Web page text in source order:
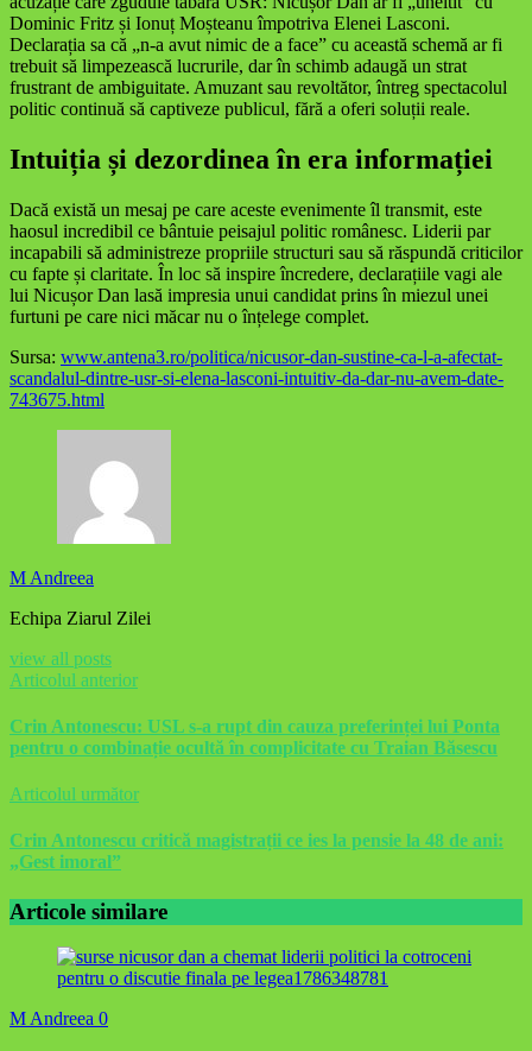
Dominic Fritz și Ionuț Moșteanu împotriva Elenei Lasconi.
Declarația sa că „n-a avut nimic de a face” cu această schemă ar fi
trebuit să limpezească lucrurile, dar în schimb adaugă un strat
frustrant de ambiguitate. Amuzant sau revoltător, întreg spectacolul
politic continuă să captiveze publicul, fără a oferi soluții reale.
Intuiția și dezordinea în era informației
Dacă există un mesaj pe care aceste evenimente îl transmit, este
haosul incredibil ce bântuie peisajul politic românesc. Liderii par
incapabili să administreze propriile structuri sau să răspundă criticilor
cu fapte și claritate. În loc să inspire încredere, declarațiile vagi ale
lui Nicușor Dan lasă impresia unui candidat prins în miezul unei
furtuni pe care nici măcar nu o înțelege complet.
Sursa: www.antena3.ro/politica/nicusor-dan-sustine-ca-l-a-afectat-
scandalul-dintre-usr-si-elena-lasconi-intuitiv-da-dar-nu-avem-date-
743675.html
M Andreea
Echipa Ziarul Zilei
view all posts
Articolul anterior
Crin Antonescu: USL s-a rupt din cauza preferinței lui Ponta
pentru o combinație ocultă în complicitate cu Traian Băsescu
Articolul următor
Crin Antonescu critică magistrații ce ies la pensie la 48 de ani:
„Gest imoral”
Articole similare
M Andreea 0